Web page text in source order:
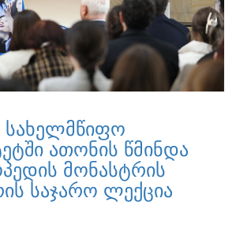
სახელმწიფო
ათონის წმინდა
მონასტრის
საჯარო ლექცია